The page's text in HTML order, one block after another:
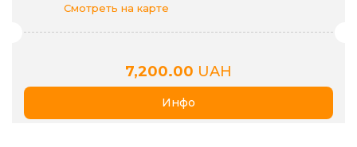
Смотреть на карте
7,200.00 UAH
Инфо